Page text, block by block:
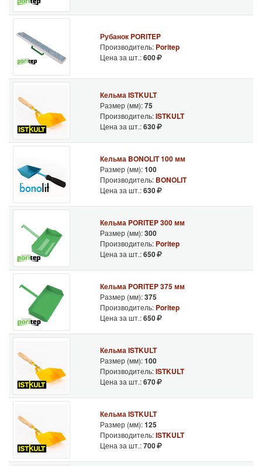
Рубанок PORITEP
Производитель: Poritep
Цена за шт.:600
Кельма ISTKULT
Размер (мм):75
Производитель:ISTKULT
Цена за шт.:630
Кельма BONOLIT 100 мм
Размер (мм):100
Производитель: BONOLIT
Цена за шт.:630
Кельма PORITEP 300 мм
Размер (мм):300
Производитель: Poritep
Цена за шт.:650
Кельма PORITEP 375 мм
Размер (мм):375
Производитель: Poritep
Цена за шт.:650
Кельма ISTKULT
Размер (мм):100
Производитель:ISTKULT
Цена за шт.:670
Кельма ISTKULT
Размер (мм):125
Производитель:ISTKULT
Цена за шт.:700